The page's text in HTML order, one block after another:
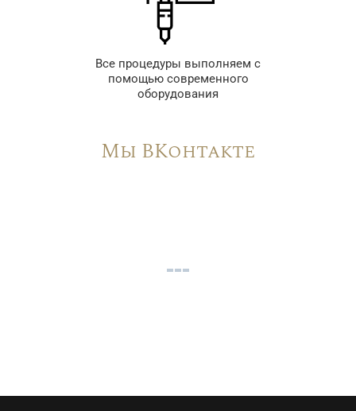
Все процедуры выполняем с
помощью современного
оборудования
Мы ВКонтакте